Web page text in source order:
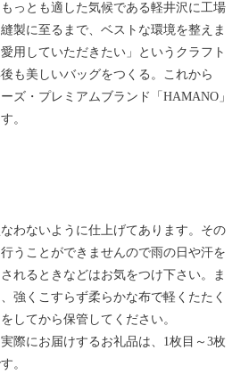
っとも適した気候である軽井沢に工場
製に至るまで、ベストな環境を整えま
用していただきたい」というクラフト
も美しいバッグをつくる。これから
ズ・プレミアムブランド「HAMANO」
。
わないように仕上げてあります。その
うことができませんので雨の日や汗を
れるときなどはお気をつけ下さい。ま
強くこすらず柔らかな布で軽くたたく
してから保管してください。
際にお届けするお礼品は、1枚目～3枚
。